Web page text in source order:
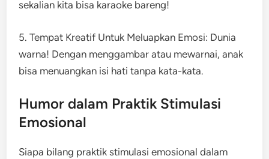
sekalian kita bisa karaoke bareng!
5. Tempat Kreatif Untuk Meluapkan Emosi: Dunia
warna! Dengan menggambar atau mewarnai, anak
bisa menuangkan isi hati tanpa kata-kata.
Humor dalam Praktik Stimulasi
Emosional
Siapa bilang praktik stimulasi emosional dalam